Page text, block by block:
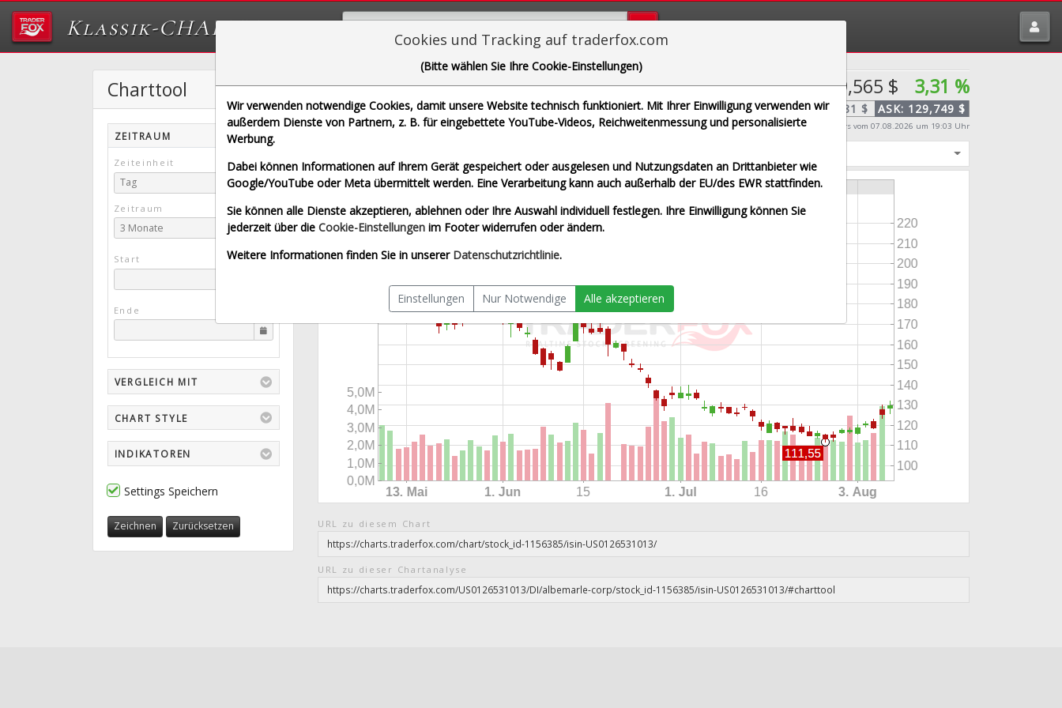
Klassik-CHARTTOOL
Albemarle Corp.
[ALB | WKN 890167 | ISIN US0126531013]
129,565 $ 3,31 %
BID:129,381 $ ASK: 129,749 $
Echtzeit-Aktienkurs vom 07.08.2026 um 19:03 Uhr
URL zu diesem Chart
URL zu dieser Chartanalyse
Charttool
ZEITRAUM
Zeiteinheit
Tag
Zeitraum
3 Monate
Start
Ende
VERGLEICH MIT
CHART STYLE
INDIKATOREN
Settings Speichern
Zeichnen Zurücksetzen
Cookies und Tracking auf traderfox.com
(Bitte wählen Sie Ihre Cookie-Einstellungen)
Wir verwenden notwendige Cookies, damit unsere Website technisch funktioniert. Mit Ihrer Einwilligung verwenden wir
außerdem Dienste von Partnern, z. B. für eingebettete YouTube-Videos, Reichweitenmessung und personalisierte
Werbung.
Dabei können Informationen auf Ihrem Gerät gespeichert oder ausgelesen und Nutzungsdaten an Drittanbieter wie
Google/YouTube oder Meta übermittelt werden. Eine Verarbeitung kann auch außerhalb der EU/des EWR stattfinden.
Sie können alle Dienste akzeptieren, ablehnen oder Ihre Auswahl individuell festlegen. Ihre Einwilligung können Sie
jederzeit über die Cookie-Einstellungen im Footer widerrufen oder ändern.
Weitere Informationen finden Sie in unserer Datenschutzrichtlinie.
Einstellungen Nur Notwendige Alle akzeptieren